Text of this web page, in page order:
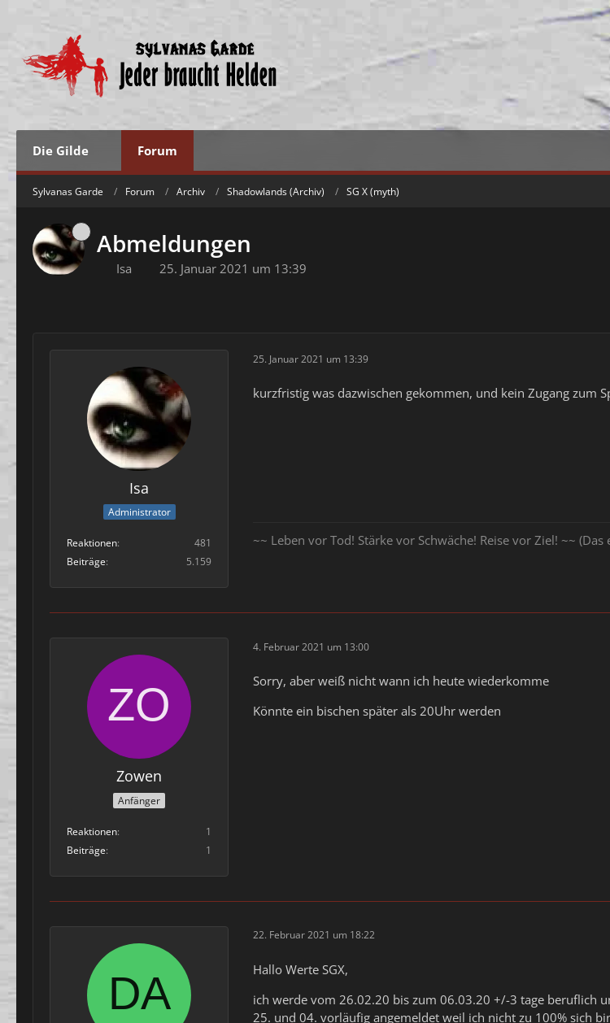
Die Gilde Forum
Sylvanas Garde Forum Archiv Shadowlands (Archiv) SG X (myth)
Abmeldungen
Isa 25. Januar 2021 um 13:39
Isa
Administrator
Reaktionen
481
Beiträge
5.159
25. Januar 2021 um 13:39
kurzfristig was dazwischen gekommen, und kein Zugang zum
~~ Leben vor Tod! Stärke vor Schwäche! Reise vor Ziel! ~~
Zowen
Anfänger
Reaktionen
1
Beiträge
1
4. Februar 2021 um 13:00
Sorry, aber weiß nicht wann ich heute wiederkomme
Könnte ein bischen später als 20Uhr werden
22. Februar 2021 um 18:22
Hallo Werte SGX,
ich werde vom 26.02.20 bis zum 06.03.20 +/-3 tage beruflich
25. und 04. vorläufig angemeldet weil ich nicht zu 100% sich